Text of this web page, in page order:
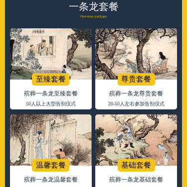
一条龙套餐
One-stop package
至臻套餐
殡葬一条龙至臻套餐
50人以上大型告别仪式
尊贵套餐
殡葬一条龙尊贵套餐
20-50人左右参加告别仪式
温馨套餐
殡葬一条龙温馨套餐
基础套餐
殡葬一条龙基础套餐